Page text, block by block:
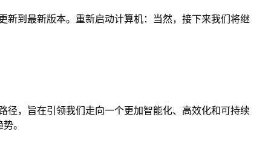
新到最新版本。重新启动计算机：当然，接下来我们将继
径，旨在引领我们走向一个更加智能化、高效化和可持续
。